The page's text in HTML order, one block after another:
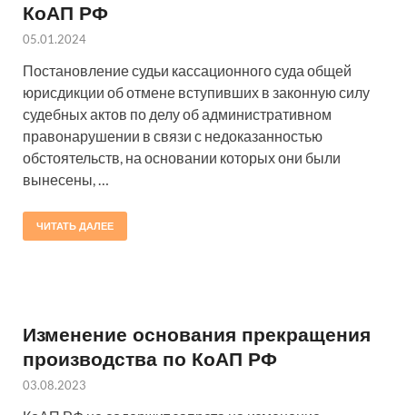
КоАП РФ
05.01.2024
Постановление судьи кассационного суда общей
юрисдикции об отмене вступивших в законную силу
судебных актов по делу об административном
правонарушении в связи с недоказанностью
обстоятельств, на основании которых они были
вынесены, …
ЧИТАТЬ ДАЛЕЕ
Изменение основания прекращения
производства по КоАП РФ
03.08.2023